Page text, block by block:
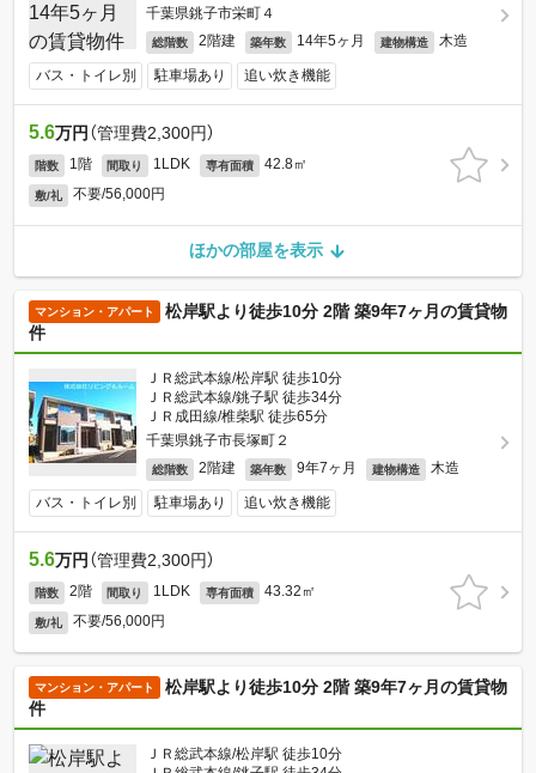
千葉県銚子市栄町４
総階数 2階建 築年数 14年5ヶ月 建物構造 木造
バス・トイレ別 駐車場あり 追い炊き機能
5.6万円 （管理費2,300円）
階数 1階 間取り 1LDK 専有面積 42.8㎡
敷/礼 不要/56,000円
ほかの部屋を表示
マンション・アパート
松岸駅より徒歩10分 2階 築9年7ヶ月の賃貸物
件
ＪＲ総武本線/松岸駅 徒歩10分
ＪＲ総武本線/銚子駅 徒歩34分
ＪＲ成田線/椎柴駅 徒歩65分
千葉県銚子市長塚町２
総階数 2階建 築年数 9年7ヶ月 建物構造 木造
バス・トイレ別 駐車場あり 追い炊き機能
5.6万円 （管理費2,300円）
階数 2階 間取り 1LDK 専有面積 43.32㎡
敷/礼 不要/56,000円
マンション・アパート
松岸駅より徒歩10分 2階 築9年7ヶ月の賃貸物
件
ＪＲ総武本線/松岸駅 徒歩10分